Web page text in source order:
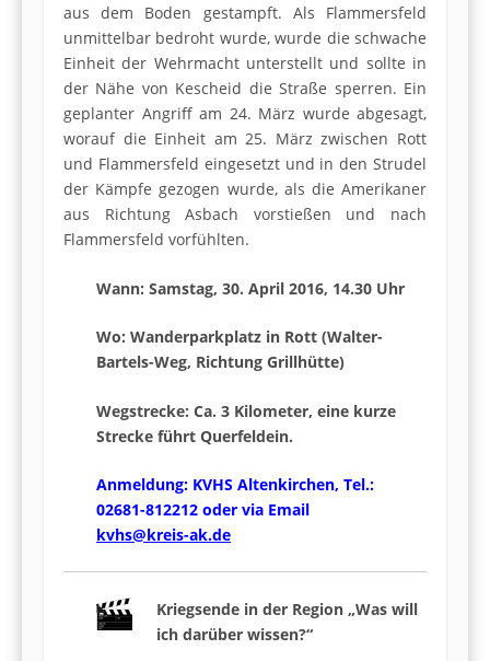
aus dem Boden gestampft. Als Flammersfeld
unmittelbar bedroht wurde, wurde die schwache
Einheit der Wehrmacht unterstellt und sollte in
der Nähe von Kescheid die Straße sperren. Ein
geplanter Angriff am 24. März wurde abgesagt,
worauf die Einheit am 25. März zwischen Rott
und Flammersfeld eingesetzt und in den Strudel
der Kämpfe gezogen wurde, als die Amerikaner
aus Richtung Asbach vorstießen und nach
Flammersfeld vorfühlten.
Wann: Samstag, 30. April 2016, 14.30 Uhr
Wo: Wanderparkplatz in Rott (Walter-
Bartels-Weg, Richtung Grillhütte)
Wegstrecke: Ca. 3 Kilometer, eine kurze
Strecke führt Querfeldein.
Anmeldung: KVHS Altenkirchen, Tel.:
02681-812212 oder via Email
kvhs@kreis-ak.de
Kriegsende in der Region „Was will
ich darüber wissen?“